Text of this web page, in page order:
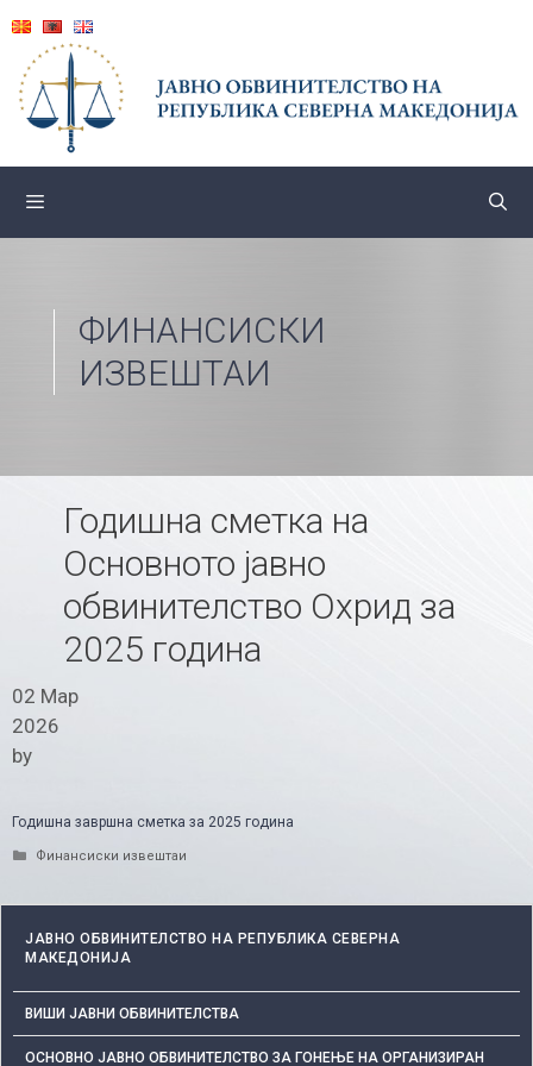
content
ФИНАНСИСКИ
ИЗВЕШТАИ
Годишна сметка на
Основното јавно
обвинителство Охрид за
2025 година
02 Мар
2026
by
Годишна завршна сметка за 2025 година
Categories
Финансиски извештаи
ЈАВНО ОБВИНИТЕЛСТВО НА РЕПУБЛИКА СЕВЕРНА
МАКЕДОНИЈА
ВИШИ ЈАВНИ ОБВИНИТЕЛСТВА
ОСНОВНО ЈАВНО ОБВИНИТЕЛСТВО ЗА ГОНЕЊЕ НА ОРГАНИЗИРАН